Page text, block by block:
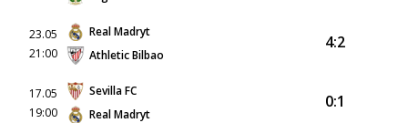
23.05
21:00
Real Madryt
Athletic Bilbao
4:2
17.05
19:00
Sevilla FC
Real Madryt
0:1